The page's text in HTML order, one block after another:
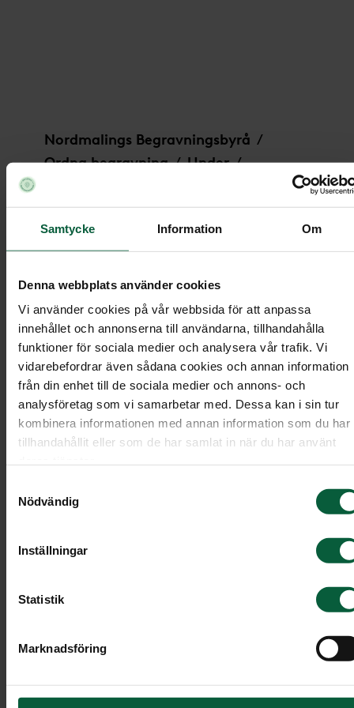
Samtycke Information Om
Denna webbplats använder cookies
Vi använder cookies på vår webbsida för att anpassa
innehållet och annonserna till användarna, tillhandahålla
funktioner för sociala medier och analysera vår trafik. Vi
vidarebefordrar även sådana cookies och annan information
från din enhet till de sociala medier och annons- och
analysföretag som vi samarbetar med. Dessa kan i sin tur
kombinera informationen med annan information som du har
tillhandahållit eller som de har samlat in när du har använt
Nödvändig
Inställningar
Statistik
Marknadsföring
Nordmalings Begravningsbyrå /
Ordna begravning / Under /
Dekoration - Rosendröm
Dekoration - Rosendröm
En stor blomsterdekoration av rosa rosor, fylld